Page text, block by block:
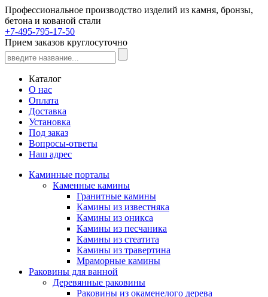
Профессиональное производство изделий из камня, бронзы,
бетона и кованой стали
+7-495-795-17-50
Прием заказов круглосуточно
Каталог
О нас
Оплата
Доставка
Установка
Под заказ
Вопросы-ответы
Наш адрес
Каминные порталы
Каменные камины
Гранитные камины
Камины из известняка
Камины из оникса
Камины из песчаника
Камины из стеатита
Камины из травертина
Мраморные камины
Раковины для ванной
Деревянные раковины
Раковины из окаменелого дерева